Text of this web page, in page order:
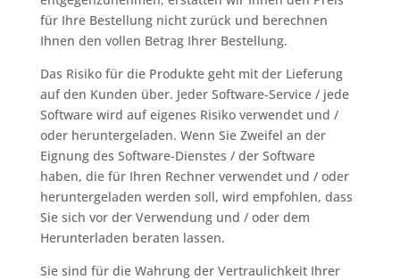
für Ihre Bestellung nicht zurück und berechnen
Ihnen den vollen Betrag Ihrer Bestellung.
Das Risiko für die Produkte geht mit der Lieferung
auf den Kunden über. Jeder Software-Service / jede
Software wird auf eigenes Risiko verwendet und /
oder heruntergeladen. Wenn Sie Zweifel an der
Eignung des Software-Dienstes / der Software
haben, die für Ihren Rechner verwendet und / oder
heruntergeladen werden soll, wird empfohlen, dass
Sie sich vor der Verwendung und / oder dem
Herunterladen beraten lassen.
Sie sind für die Wahrung der Vertraulichkeit Ihrer